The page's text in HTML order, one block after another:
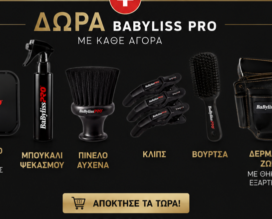
των 20, 30 ή 40 vol. (ανάλογα με τους βαθμούς του
αυτό των 20 vol.
30 vol.
τη βαφή με διπλάσια ποσότητα οξειδωτικού.
και αφήστε το να δράσει για 30 – 40 λεπτά. Μαλάξτε απαλά και
να απομακρύνει τα υπολείμματα βαφής και να επαναφέρει τη
το στις άκρες 5 λεπτά πριν το τέλος του χρόνου αναμονής.